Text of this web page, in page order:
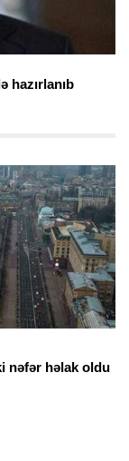
hazırlanıb
nəfər həlak oldu